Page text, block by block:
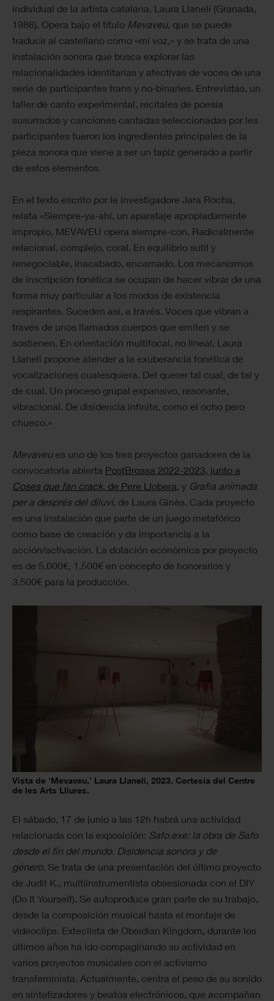
individual de la artista catalana, Laura Llaneli (Granada,
1986). Opera bajo el título Mevaveu, que se puede
traducir al castellano como «mi voz,» y se trata de una
instalación sonora que busca explorar las
relacionalidades identitarias y afectivas de voces de una
serie de participantes trans y no-binaries. Entrevistas, un
taller de canto experimental, recitales de poesía
susurrados y canciones cantadas seleccionadas por les
participantes fueron los ingredientes principales de la
pieza sonora que viene a ser un tapiz generado a partir
de estos elementos.
En el texto escrito por le investigadore Jara Rocha,
relata «Siempre-ya-ahí, un aparataje apropiadamente
impropio, MEVAVEU opera siempre-con. Radicalmente
relacional, complejo, coral. En equilibrio sutil y
renegociable, inacabado, encarnado. Los mecanismos
de inscripción fonética se ocupan de hacer vibrar de una
forma muy particular a los modos de existencia
respirantes. Suceden así, a través. Voces que vibran a
través de unos llamados cuerpos que emiten y se
sostienen. En orientación multifocal, no lineal, Laura
Llaneli propone atender a la exuberancia fonética de
vocalizaciones cualesquiera. Del querer tal cual, de tal y
de cual. Un proceso grupal expansivo, resonante,
vibracional. De disidencia infinita, como el ocho pero
chueco.»
Mevaveues uno de los tres proyectos ganadores de la
convocatoria abierta PostBrossa 2022-2023, junto a
Coses que fan crack, de Pere Llobera, y Grafia animada
per a després del diluvi, de Laura Ginès. Cada proyecto
es una instalación que parte de un juego metafórico
como base de creación y da importancia a la
acción/activación. La dotación económica por proyecto
es de 5.000€, 1.500€ en concepto de honorarios y
3.500€ para la producción.
Vista de ‘Mevaveu,’ Laura Llaneli, 2023. Cortesía del Centre
de les Arts Lliures.
El sábado, 17 de junio a las 12h habrá una actividad
relacionada con la exposición: Safo.exe: la obra de Safo
desde el fin del mundo. Disidencia sonora y de
género. Se trata de una presentación del último proyecto
de Judit K., multiinstrumentista obsesionada con el DIY
(Do It Yourself). Se autoproduce gran parte de su trabajo,
desde la composición musical hasta el montaje de
videoclips. Exteclista de Obsidian Kingdom, durante los
últimos años ha ido compaginando su actividad en
varios proyectos musicales con el activismo
transfeminista. Actualmente, centra el peso de su sonido
en sintetizadores y beatos electrónicos, que acompañan